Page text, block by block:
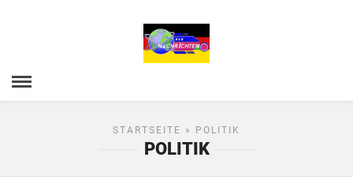
STARTSEITE » POLITIK
POLITIK